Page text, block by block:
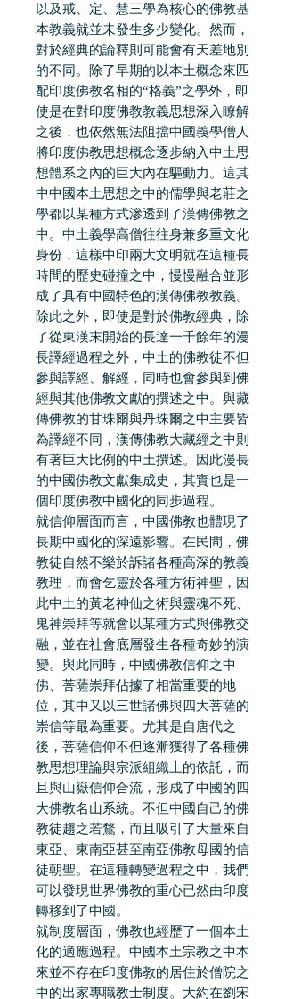
以及戒、定、慧三學為核心的佛教基
本教義就並未發生多少變化。然而，
對於經典的論釋則可能會有天差地別
的不同。除了早期的以本土概念來匹
配印度佛教名相的“格義”之學外，即
使是在對印度佛教教義思想深入瞭解
之後，也依然無法阻擋中國義學僧人
將印度佛教思想概念逐步納入中土思
想體系之內的巨大內在驅動力。這其
中中國本土思想之中的儒學與老莊之
學都以某種方式滲透到了漢傳佛教之
中。中土義學高僧往往身兼多重文化
身份，這樣中印兩大文明就在這種長
時間的歷史碰撞之中，慢慢融合並形
成了具有中國特色的漢傳佛教教義。
除此之外，即使是對於佛教經典，除
了從東漢末開始的長達一千餘年的漫
長譯經過程之外，中土的佛教徒不但
參與譯經、解經，同時也會參與到佛
經與其他佛教文獻的撰述之中。與藏
傳佛教的甘珠爾與丹珠爾之中主要皆
為譯經不同，漢傳佛教大藏經之中則
有著巨大比例的中土撰述。因此漫長
的中國佛教文獻集成史，其實也是一
個印度佛教中國化的同步過程。
就信仰層面而言，中國佛教也體現了
長期中國化的深遠影響。在民間，佛
教徒自然不樂於訴諸各種高深的教義
教理，而會乞靈於各種方術神聖，因
此中土的黃老神仙之術與靈魂不死、
鬼神崇拜等就會以某種方式與佛教交
融，並在社會底層發生各種奇妙的演
變。與此同時，中國佛教信仰之中
佛、菩薩崇拜佔據了相當重要的地
位，其中又以三世諸佛與四大菩薩的
崇信等最為重要。尤其是自唐代之
後，菩薩信仰不但逐漸獲得了各種佛
教思想理論與宗派組織上的依託，而
且與山嶽信仰合流，形成了中國的四
大佛教名山系統。不但中國自己的佛
教徒趨之若鶩，而且吸引了大量來自
東亞、東南亞甚至南亞佛教母國的信
徒朝聖。在這種轉變過程之中，我們
可以發現世界佛教的重心已然由印度
轉移到了中國。
就制度層面，佛教也經歷了一個本土
化的適應過程。中國本土宗教之中本
來並不存在印度佛教的居住於僧院之
中的出家專職教士制度。大約在劉宋